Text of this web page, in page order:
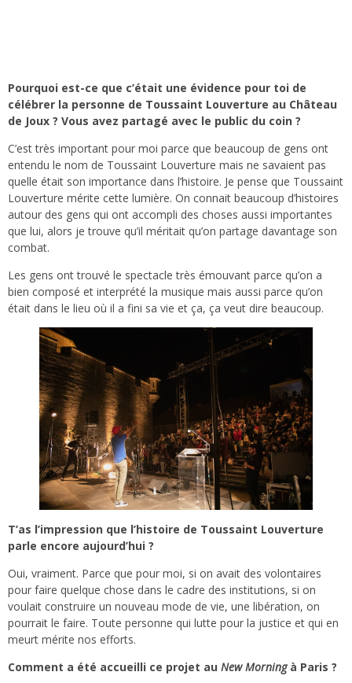
Pourquoi est-ce que c’était une évidence pour toi de
célébrer la personne de Toussaint Louverture au Château
de Joux ? Vous avez partagé avec le public du coin ?
C’est très important pour moi parce que beaucoup de gens ont
entendu le nom de Toussaint Louverture mais ne savaient pas
quelle était son importance dans l’histoire. Je pense que Toussaint
Louverture mérite cette lumière. On connait beaucoup d’histoires
autour des gens qui ont accompli des choses aussi importantes
que lui, alors je trouve qu’il méritait qu’on partage davantage son
combat.
Les gens ont trouvé le spectacle très émouvant parce qu’on a
bien composé et interprété la musique mais aussi parce qu’on
était dans le lieu où il a fini sa vie et ça, ça veut dire beaucoup.
T’as l’impression que l’histoire de Toussaint Louverture
parle encore aujourd’hui ?
Oui, vraiment. Parce que pour moi, si on avait des volontaires
pour faire quelque chose dans le cadre des institutions, si on
voulait construire un nouveau mode de vie, une libération, on
pourrait le faire. Toute personne qui lutte pour la justice et qui en
meurt mérite nos efforts.
Comment a été accueilli ce projet au New Morningà Paris ?